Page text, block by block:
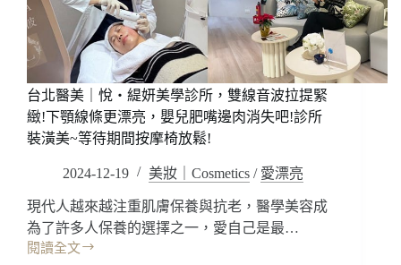
台北醫美｜悅・緹妍美學診所，雙線音波拉提緊
緻!下顎線條更漂亮，嬰兒肥嘴邊肉消失吧!診所
裝潢美~等待期間按摩椅放鬆!
2024-12-19 美妝｜Cosmetics / 愛漂亮
現代人越來越注重肌膚保養與抗老，醫學美容成
為了許多人保養的選擇之一，愛自己是最…
閱讀全文
台